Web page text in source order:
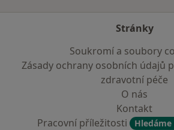
Stránky
Soukromí a soubory
Zásady ochrany osobních údajů
zdravotní péče
O nás
Kontakt
Pracovní příležitosti